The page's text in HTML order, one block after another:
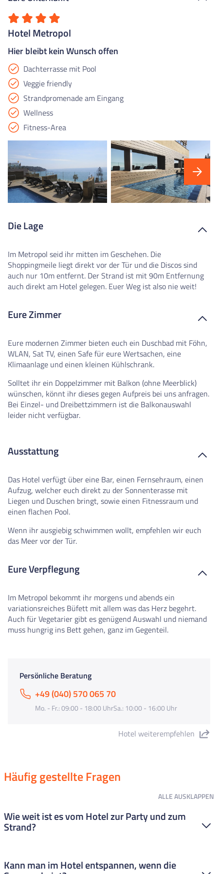
Hotel Metropol
Hier bleibt kein Wunsch offen
Dachterrasse mit Pool
Veggie friendly
Strandpromenade am Eingang
Wellness
Fitness-Area
Die Lage
Im Metropol seid ihr mitten im Geschehen. Die
Shoppingmeile liegt direkt vor der Tür und die Discos sind
auch nur 10m entfernt. Der Strand ist mit 90m Entfernung
auch direkt am Hotel gelegen. Euer Weg ist also nie weit!
Eure Zimmer
Eure modernen Zimmer bieten euch ein Duschbad mit Föhn,
WLAN, Sat TV, einen Safe für eure Wertsachen, eine
Klimaanlage und einen kleinen Kühlschrank.
Solltet ihr ein Doppelzimmer mit Balkon (ohne Meerblick)
wünschen, könnt ihr dieses gegen Aufpreis bei uns anfragen.
Bei Einzel- und Dreibettzimmern ist die Balkonauswahl
leider nicht verfügbar.
Ausstattung
Das Hotel verfügt über eine Bar, einen Fernsehraum, einen
Aufzug, welcher euch direkt zu der Sonnenterasse mit
Liegen und Duschen bringt, sowie einen Fitnessraum und
einen flachen Pool.
Wenn ihr ausgiebig schwimmen wollt, empfehlen wir euch
das Meer vor der Tür.
Eure Verpflegung
Im Metropol bekommt ihr morgens und abends ein
variationsreiches Büfett mit allem was das Herz begehrt.
Auch für Vegetarier gibt es genügend Auswahl und niemand
muss hungrig ins Bett gehen, ganz im Gegenteil.
Persönliche Beratung
+49 (040) 570 065 70
Mo. - Fr.: 09:00 - 18:00 UhrSa.: 10:00 - 16:00 Uhr
Hotel weiterempfehlen
Häufig gestellte Fragen
ALLEAUSKLAPPEN
Wie weit ist es vom Hotel zur Party und zum
Strand?
Shoppingmeile ist unmittelbar vor der Tür, und die
Kann man im Hotel entspannen, wenn die